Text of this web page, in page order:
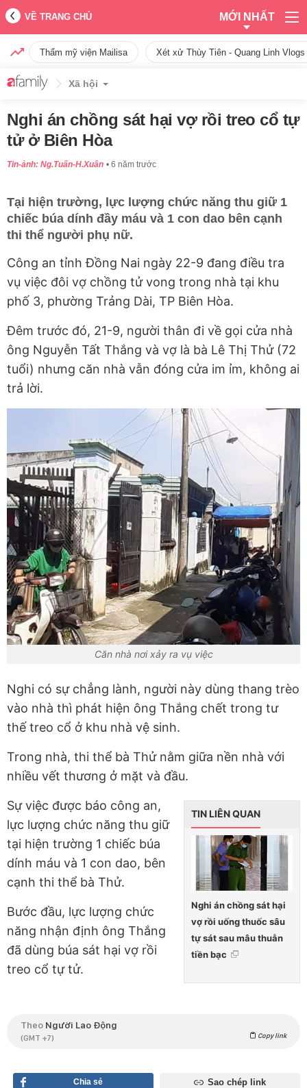
VỀ TRANG CHỦ MỚI NHẤT
Thẩm mỹ viện Mailisa Xét xử Thùy Tiên - Quang Linh
Xã hội
Nghi án chồng sát hại vợ rồi treo cổ tự
tử ở Biên Hòa
Tin-ảnh: Ng.Tuấn-H.Xuân 6 năm trước
Tại hiện trường, lực lượng chức năng thu giữ 1
chiếc búa dính đầy máu và 1 con dao bên cạnh
thi thể người phụ nữ.
Công an tỉnh Đồng Nai ngày 22-9 đang điều tra
vụ việc đôi vợ chồng tử vong trong nhà tại khu
phố 3, phường Trảng Dài, TP Biên Hòa.
Đêm trước đó, 21-9, người thân đi về gọi cửa nhà
ông Nguyễn Tất Thắng và vợ là bà Lê Thị Thử (72
tuổi) nhưng căn nhà vẫn đóng cửa im ỉm, không ai
trả lời.
Căn nhà nơi xảy ra vụ việc
Nghi có sự chẳng lành, người này dùng thang trèo
vào nhà thì phát hiện ông Thắng chết trong tư
thế treo cổ ở khu nhà vệ sinh.
Trong nhà, thi thể bà Thử nằm giữa nền nhà với
nhiều vết thương ở mặt và đầu.
TIN LIÊN QUAN
Nghi án chồng sát hại
vợ rồi uống thuốc sâu
tự sát sau mâu thuẫn
tiền bạc
Sự việc được báo công an,
lực lượng chức năng thu giữ
tại hiện trường 1 chiếc búa
dính máu và 1 con dao, bên
cạnh thi thể bà Thử.
Bước đầu, lực lượng chức
năng nhận định ông Thắng
đã dùng búa sát hại vợ rồi
treo cổ tự tử.
Theo Người Lao Động
(GMT +7) Copy link
Chia sẻ Sao chép link